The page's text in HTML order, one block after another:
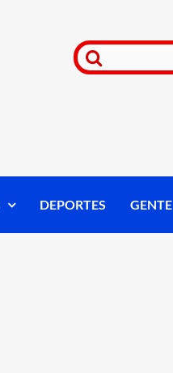
DEPORTES GENTE